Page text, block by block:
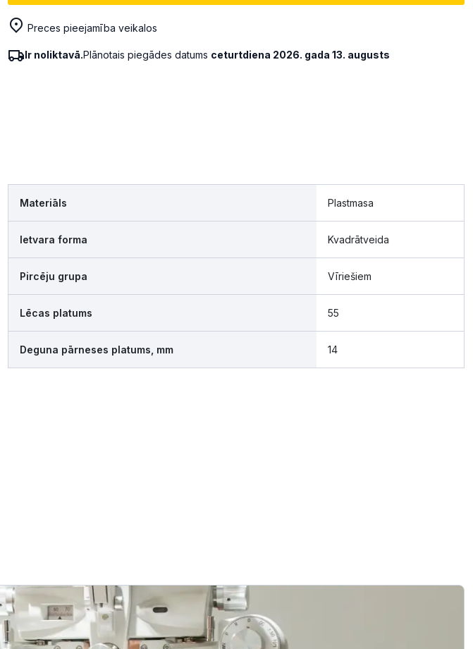
Preces pieejamība veikalos
Ir noliktavā.Plānotais piegādes datums ceturtdiena 2026. gada 13. augusts
Materiāls Plastmasa
Ietvara forma Kvadrātveida
Pircēju grupa Vīriešiem
Lēcas platums 55
Deguna pārneses platums, mm 14